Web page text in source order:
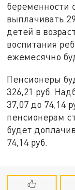
беременности
выплачивать
детей в
воспитания
ежемесячно
Пенсионеры
326,21 руб.
37,07 до 74,14
пенсионерам
будет
74,14 руб.